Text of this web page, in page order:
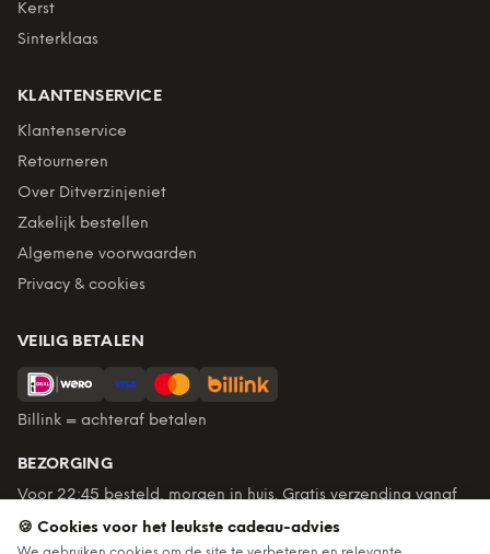
Kerst
Sinterklaas
KLANTENSERVICE
Klantenservice
Retourneren
Over Ditverzinjeniet
Zakelijk bestellen
Algemene voorwaarden
Privacy & cookies
VEILIG BETALEN
Billink = achteraf betalen
BEZORGING
Voor 22:45 besteld, morgen in huis. Gratis verzending vanaf
€60. Tot 365 dagen retourneren.
🍪 Cookies voor het leukste cadeau-advies